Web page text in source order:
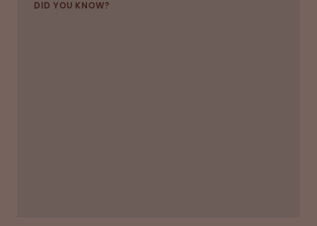
DID YOU KNOW?